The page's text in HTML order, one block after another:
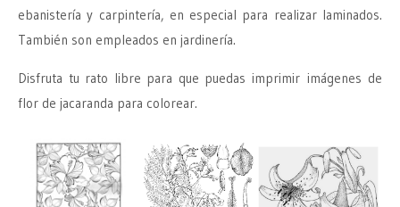
ebanistería y carpintería, en especial para realizar laminados.
También son empleados en jardinería.
Disfruta tu rato libre para que puedas imprimir imágenes de
flor de jacaranda para colorear.